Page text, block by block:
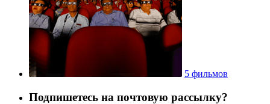
5 фильмов
Подпишетесь на почтовую рассылку?